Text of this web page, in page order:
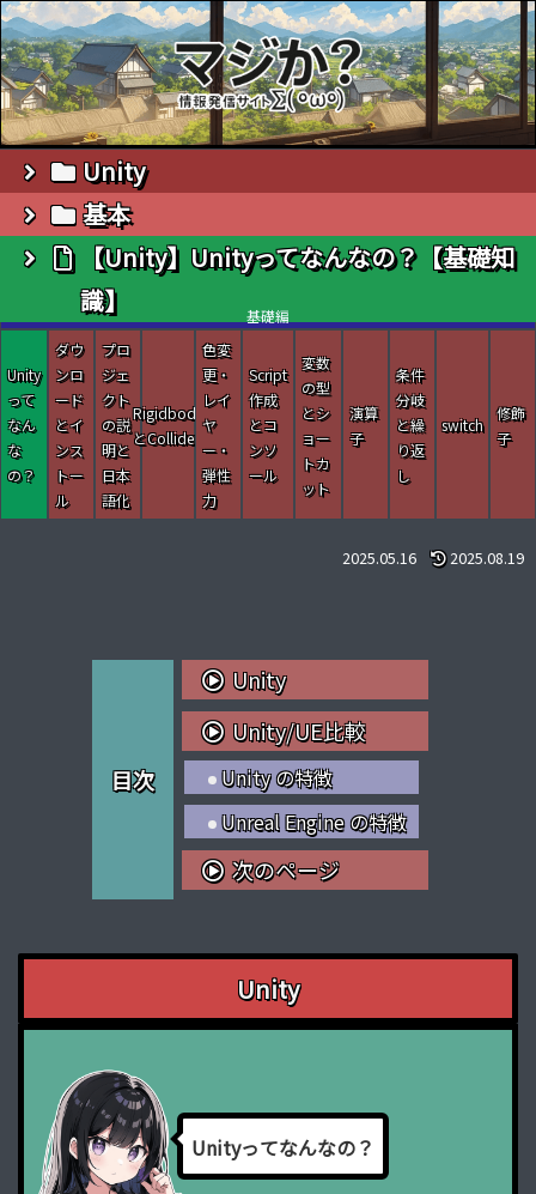
Unity
基本
【Unity】Unityってなんなの？【基礎知
識】
【Unity】Unityってなんなの？【基礎知識】
基礎編
Unity
って
なん
な
の？
ダウ
ンロ
ード
とイ
ンス
トー
ル
プロ
ジェ
クト
の説
明と
日本
語化
Rigidbody
とCollider
色変
更・
レイ
ヤ
ー・
弾性
力
Script
作成
とコ
ンソ
ール
変数
の型
とシ
ョー
トカ
ット
演算
子
条件
分岐
と繰
り返
し
switch
修飾
子
2025.05.16 2025.08.19
目次
Unity
Unity/UE比較
Unity の特徴
Unreal Engine の特徴
次のページ
Unity
Unityってなんなの？